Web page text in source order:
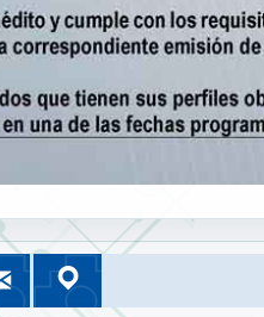
Información
Correo UMSA
Correo Institucional